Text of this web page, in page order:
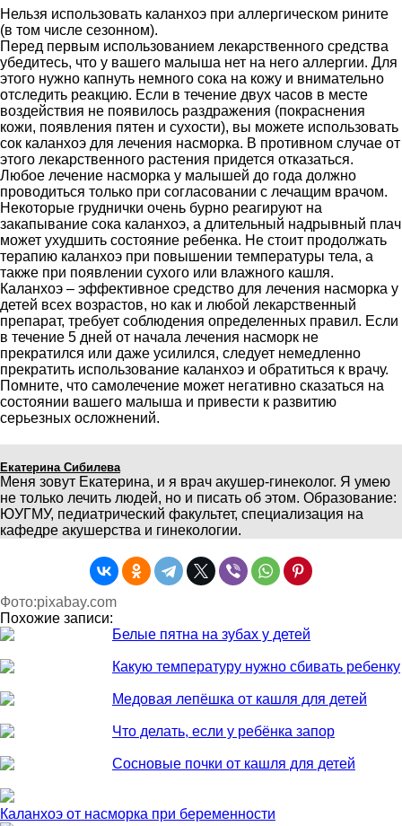
Нельзя использовать каланхоэ при аллергическом рините
(в том числе сезонном).
Перед первым использованием лекарственного средства
убедитесь, что у вашего малыша нет на него аллергии. Для
этого нужно капнуть немного сока на кожу и внимательно
отследить реакцию. Если в течение двух часов в месте
воздействия не появилось раздражения (покраснения
кожи, появления пятен и сухости), вы можете использовать
сок каланхоэ для лечения насморка. В противном случае от
этого лекарственного растения придется отказаться.
Любое лечение насморка у малышей до года должно
проводиться только при согласовании с лечащим врачом.
Некоторые груднички очень бурно реагируют на
закапывание сока каланхоэ, а длительный надрывный плач
может ухудшить состояние ребенка. Не стоит продолжать
терапию каланхоэ при повышении температуры тела, а
также при появлении сухого или влажного кашля.
Каланхоэ – эффективное средство для лечения насморка у
детей всех возрастов, но как и любой лекарственный
препарат, требует соблюдения определенных правил. Если
в течение 5 дней от начала лечения насморк не
прекратился или даже усилился, следует немедленно
прекратить использование каланхоэ и обратиться к врачу.
Помните, что самолечение может негативно сказаться на
состоянии вашего малыша и привести к развитию
серьезных осложнений.
Екатерина Сибилева
Меня зовут Екатерина, и я врач акушер-гинеколог. Я умею
не только лечить людей, но и писать об этом. Образование:
ЮУГМУ, педиатрический факультет, специализация на
кафедре акушерства и гинекологии.
Фото:pixabay.com
Похожие записи:
Белые пятна на зубах у детей
Какую температуру нужно сбивать ребенку
Медовая лепёшка от кашля для детей
Что делать, если у ребёнка запор
Сосновые почки от кашля для детей
Каланхоэ от насморка при беременности